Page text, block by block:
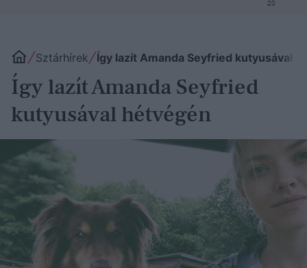
20
Sztárhírek Így lazít Amanda Seyfried kutyusával
Így lazít Amanda Seyfried
kutyusával hétvégén